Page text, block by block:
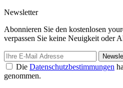
Newsletter
Abonnieren Sie den kostenlosen
verpassen Sie keine Neuigkeit oder
Die Datenschutzbestimmungen
genommen.